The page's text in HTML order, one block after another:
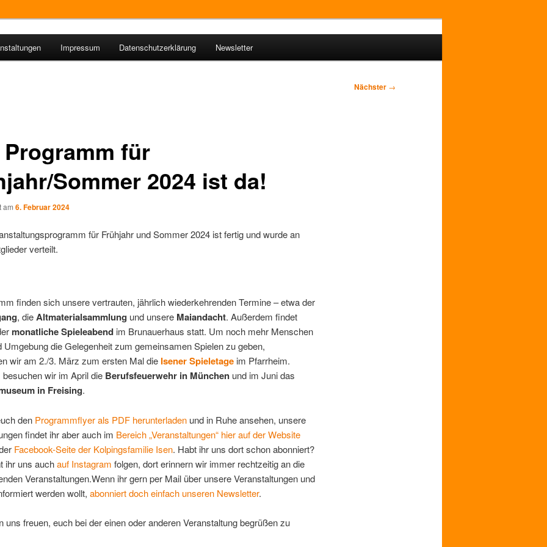
Isen
Impressum Datenschutzerklärung Newsletter
Nächster →
Programm für
Sommer 2024 ist da!
am 6. Februar 2024
für Frühjahr und Sommer 2024 ist fertig und wurde an
verteilt.
finden sich unsere vertrauten, jährlich wiederkehrenden Termine – etwa der
, dieAltmaterialsammlung und unsere Maiandacht. Außerdem findet
monatliche Spieleabendim Brunauerhaus statt. Um noch mehr Menschen
Umgebung die Gelegenheit zum gemeinsamen Spielen zu geben,
wir am 2./3. März zum ersten Mal die Isener Spieletageim Pfarrheim.
wir im April die Berufsfeuerwehr in Münchenund im Juni das
in Freising.
den Programmflyer als PDF herunterladenund in Ruhe ansehen, unsere
findet ihr aber auch im Bereich „Veranstaltungen“ hier auf der Website
Facebook-Seite der Kolpingsfamilie Isen. Habt ihr uns dort schon abonniert?
ihr uns auchauf Instagram folgen, dort erinnern wir immer rechtzeitig an die
Veranstaltungen.Wenn ihr gern per Mail über unsere Veranstaltungen und
werden wollt, abonniert doch einfach unseren Newsletter.
uns freuen, euch bei der einen oder anderen Veranstaltung begrüßen zu